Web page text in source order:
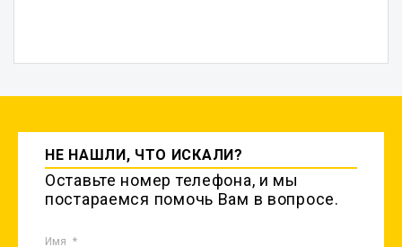
НЕ НАШЛИ, ЧТО ИСКАЛИ?
Оставьте номер телефона, и мы
постараемся помочь Вам в вопросе.
Имя